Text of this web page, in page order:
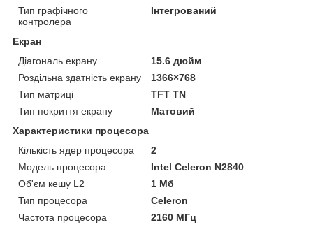
Тип графічного
контролера
Інтегрований
Екран
Діагональ екрану
15.6 дюйм
Роздільна здатність екрану
1366×768
Тип матриці
TFT TN
Тип покриття екрану
Матовий
Характеристики процесора
Кількість ядер процесора
2
Модель процесора
Intel Celeron N2840
Об'єм кешу L2
1 Мб
Тип процесора
Celeron
Частота процесора
2160 МГц